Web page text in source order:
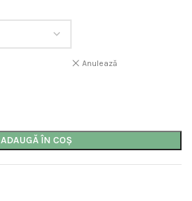
Anulează
ADAUGĂ ÎN COȘ